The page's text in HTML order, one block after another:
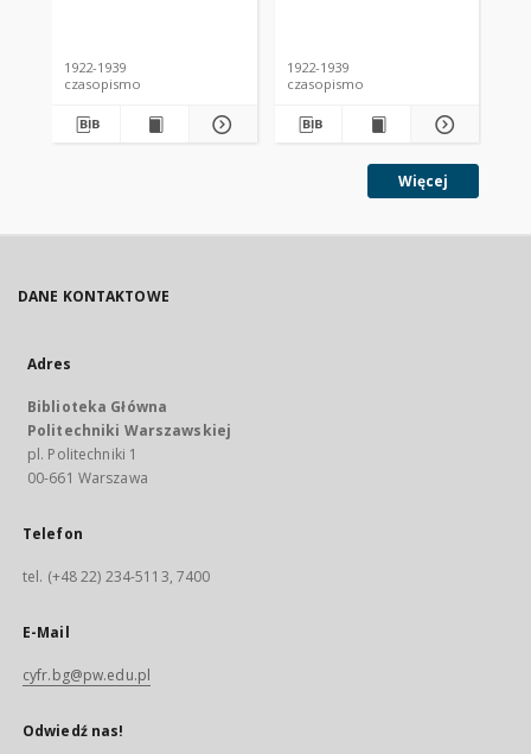
1922-1939
czasopismo
1922-1939
czasopismo
Więcej
DANE KONTAKTOWE
Adres
Biblioteka Główna
Politechniki Warszawskiej
pl. Politechniki 1
00-661 Warszawa
Telefon
tel. (+48 22) 234-5113, 7400
E-Mail
cyfr.bg@pw.edu.pl
Odwiedź nas!